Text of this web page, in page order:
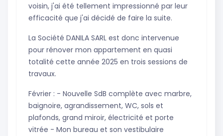
voisin, j'ai été tellement impressionné par leur
efficacité que j'ai décidé de faire la suite.
La Société DANILA SARL est donc intervenue
pour rénover mon appartement en quasi
totalité cette année 2025 en trois sessions de
travaux.
Février : - Nouvelle SdB complète avec marbre,
baignoire, agrandissement, WC, sols et
plafonds, grand miroir, électricité et porte
vitrée - Mon bureau et son vestibulaire